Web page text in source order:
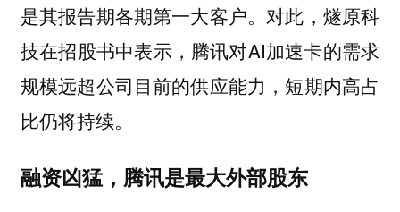
是其报告期各期第一大客户。对此，燧原科
技在招股书中表示，腾讯对AI加速卡的需求
规模远超公司目前的供应能力，短期内高占
比仍将持续。
融资凶猛，腾讯是最大外部股东